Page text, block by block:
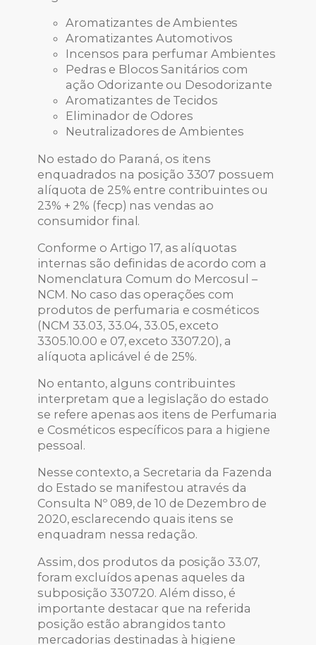
Aromatizantes de Ambientes
Aromatizantes Automotivos
Incensos para perfumar Ambientes
Pedras e Blocos Sanitários com
ação Odorizante ou Desodorizante
Aromatizantes de Tecidos
Eliminador de Odores
Neutralizadores de Ambientes
No estado do Paraná, os itens
enquadrados na posição 3307 possuem
alíquota de 25% entre contribuintes ou
23% + 2% (fecp) nas vendas ao
consumidor final.
Conforme o Artigo 17, as alíquotas
internas são definidas de acordo com a
Nomenclatura Comum do Mercosul –
NCM. No caso das operações com
produtos de perfumaria e cosméticos
(NCM 33.03, 33.04, 33.05, exceto
3305.10.00 e 07, exceto 3307.20), a
alíquota aplicável é de 25%.
No entanto, alguns contribuintes
interpretam que a legislação do estado
se refere apenas aos itens de Perfumaria
e Cosméticos específicos para a higiene
pessoal.
Nesse contexto, a Secretaria da Fazenda
do Estado se manifestou através da
Consulta Nº 089, de 10 de Dezembro de
2020, esclarecendo quais itens se
enquadram nessa redação.
Assim, dos produtos da posição 33.07,
foram excluídos apenas aqueles da
subposição 3307.20. Além disso, é
importante destacar que na referida
posição estão abrangidos tanto
mercadorias destinadas à higiene